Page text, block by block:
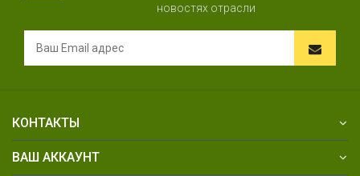
новостях отрасли
КОНТАКТЫ
ВАШ АККАУНТ